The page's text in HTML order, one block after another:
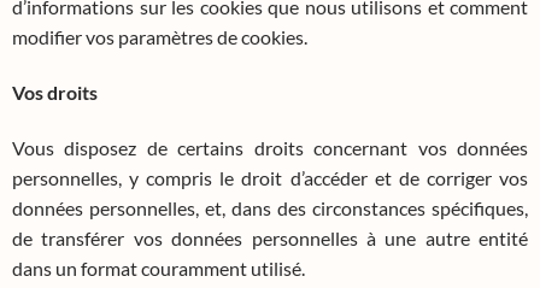
d’informations sur les cookies que nous utilisons et comment
modifier vos paramètres de cookies.
Vos droits
Vous disposez de certains droits concernant vos données
personnelles, y compris le droit d’accéder et de corriger vos
données personnelles, et, dans des circonstances spécifiques,
de transférer vos données personnelles à une autre entité
dans un format couramment utilisé.